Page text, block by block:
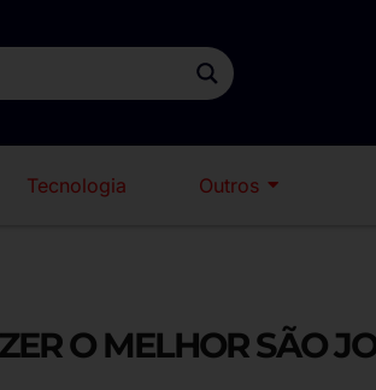
Tecnologia Outros
O MELHOR SÃO